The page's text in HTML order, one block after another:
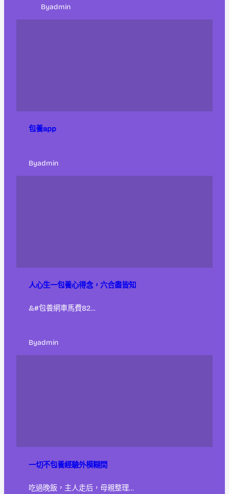
Byadmin
包養app
Byadmin
人心生一包養心得念，六合盡皆知
&#包養網車馬費82…
Byadmin
一切不包養經驗外模糊間
吃過晚飯，主人走后，母親整理…